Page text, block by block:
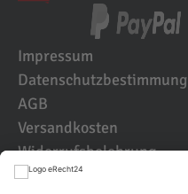
Impressum
Datenschutzbestimmung
AGB
Versandkosten
Widerrufsbelehrung
Kundenbewertungen